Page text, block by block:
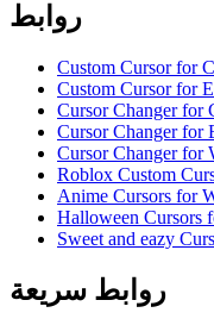
روابط
Custom Cursor for
Custom Cursor for
Cursor Changer for
Cursor Changer for
Cursor Changer for
Roblox Custom
Anime Cursors for
Halloween Cursors
Sweet and eazy
روابط سريعة